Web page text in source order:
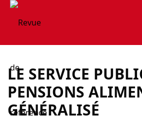
LE SERVICE
PENSIONS
GÉNÉRALISÉ